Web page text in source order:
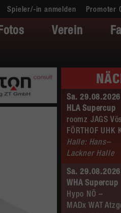
Spieler/-in anmelden Promoter
Verein
Sa.
HLA Supercup
roomz JAGS
FÖRTHOF UHK
Halle: Hans–
Lackner Halle
Sa.
WHA Supercup
Hypo NÖ –
MADx WAT